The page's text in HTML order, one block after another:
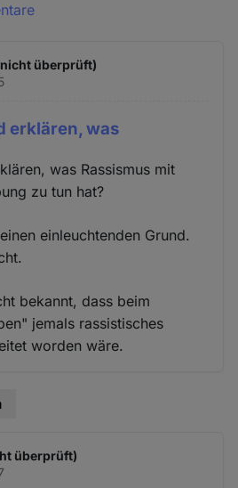
überprüft)
erklären, was
was Rassismus mit
zu tun hat?
einleuchtenden Grund.
bekannt, dass beim
jemals rassistisches
worden wäre.
überprüft)